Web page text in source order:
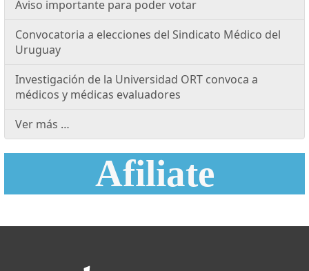
Aviso importante para poder votar
Convocatoria a elecciones del Sindicato Médico del
Uruguay
Investigación de la Universidad ORT convoca a
médicos y médicas evaluadores
Ver más …
Afiliate